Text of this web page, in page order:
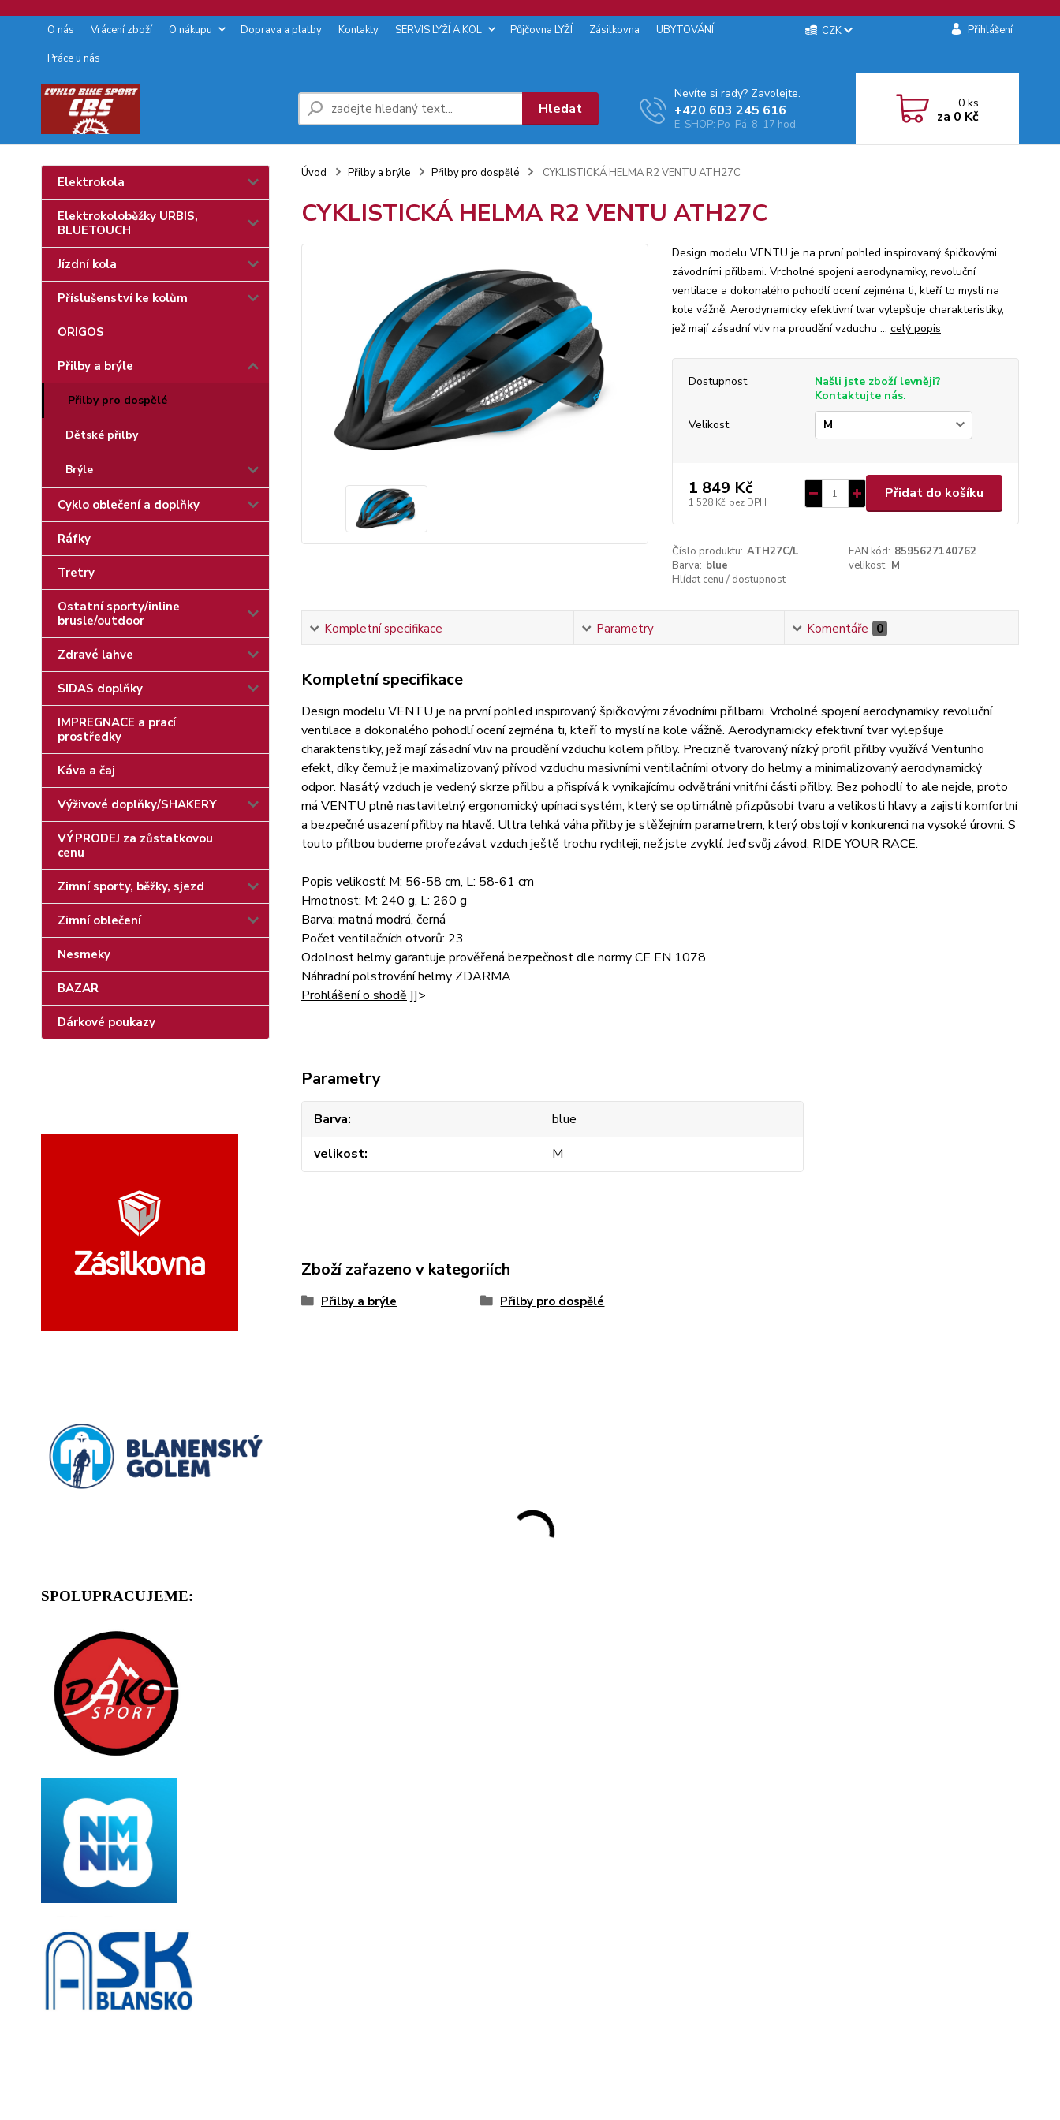
O nás Vrácení zboží O nákupu Doprava a platby Kontakty SERVIS LYŽÍ A KOL Půjčovna LYŽÍ Zásilkovna
UBYTOVÁNÍ
Práce u nás
CZK Přihlášení
Hledat
Nevíte si rady? Zavolejte.
+‭420 603 245 616‬
E-SHOP: Po-Pá, 8-17 hod.
0ks
za 0 Kč
Elektrokola
Elektrokoloběžky URBIS,
BLUETOUCH
Jízdní kola
Příslušenství ke kolům
ORIGOS
Přilby a brýle
Přilby pro dospělé
Dětské přilby
Brýle
Cyklo oblečení a doplňky
Ráfky
Tretry
Ostatní sporty/inline
brusle/outdoor
Zdravé lahve
SIDAS doplňky
IMPREGNACE a prací
prostředky
Káva a čaj
Výživové doplňky/SHAKERY
VÝPRODEJ za zůstatkovou
cenu
Zimní sporty, běžky, sjezd
Zimní oblečení
Nesmeky
BAZAR
Dárkové poukazy
SPOLUPRACUJEME:
Úvod Přilby a brýle Přilby pro dospělé CYKLISTICKÁ HELMA R2 VENTU ATH27C
CYKLISTICKÁ HELMA R2 VENTU ATH27C
Design modelu VENTU je na první pohled inspirovaný špičkovými
závodními přilbami. Vrcholné spojení aerodynamiky, revoluční
ventilace a dokonalého pohodlí ocení zejména ti, kteří to myslí na
kole vážně. Aerodynamicky efektivní tvar vylepšuje charakteristiky,
jež mají zásadní vliv na proudění vzduchu ... celý popis
Dostupnost
Našli jste zboží levněji?
Kontaktujte nás.
Velikost
1 849 Kč
1 528 Kč bez DPH
Přidat do košíku
Číslo produktu: ATH27C/L EAN kód: 8595627140762
Barva: blue velikost: M
Hlídat cenu / dostupnost
Kompletní specifikace Parametry Komentáře 0
Kompletní specifikace
Design modelu VENTU je na první pohled inspirovaný špičkovými závodními přilbami. Vrcholné spojení aerodynamiky, revoluční
ventilace a dokonalého pohodlí ocení zejména ti, kteří to myslí na kole vážně. Aerodynamicky efektivní tvar vylepšuje
charakteristiky, jež mají zásadní vliv na proudění vzduchu kolem přilby. Precizně tvarovaný nízký profil přilby využívá Venturiho
efekt, díky čemuž je maximalizovaný přívod vzduchu masivními ventilačními otvory do helmy a minimalizovaný aerodynamický
odpor. Nasátý vzduch je vedený skrze přilbu a přispívá k vynikajícímu odvětrání vnitřní části přilby. Bez pohodlí to ale nejde, proto
má VENTU plně nastavitelný ergonomický upínací systém, který se optimálně přizpůsobí tvaru a velikosti hlavy a zajistí komfortní
a bezpečné usazení přilby na hlavě. Ultra lehká váha přilby je stěžejním parametrem, který obstojí v konkurenci na vysoké úrovni. S
touto přilbou budeme prořezávat vzduch ještě trochu rychleji, než jste zvyklí. Jeď svůj závod, RIDE YOUR RACE.
Popis velikostí: M: 56-58 cm, L: 58-61 cm
Hmotnost: M: 240 g, L: 260 g
Barva: matná modrá, černá
Počet ventilačních otvorů: 23
Odolnost helmy garantuje prověřená bezpečnost dle normy CE EN 1078
Náhradní polstrování helmy ZDARMA
Prohlášení o shodě]]>
Parametry
Barva
blue
velikost
M
Zboží zařazeno v kategoriích
Přilby a brýle Přilby pro dospělé